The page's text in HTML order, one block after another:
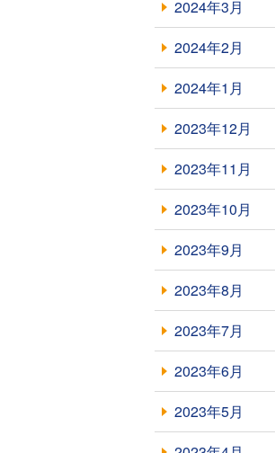
2024年3月
2024年2月
2024年1月
2023年12月
2023年11月
2023年10月
2023年9月
2023年8月
2023年7月
2023年6月
2023年5月